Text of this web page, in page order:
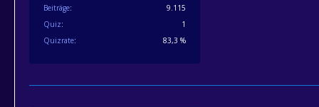
Beiträge
9.115
Quiz
1
Quizrate
83,3 %